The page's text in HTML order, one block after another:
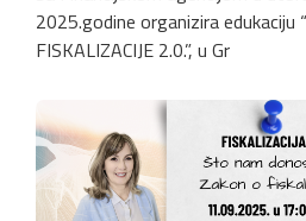
2025.godine organizira
FISKALIZACIJE 2.0.”, u Gr